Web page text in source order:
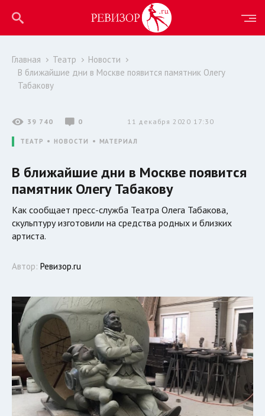
Главная Театр
Новости
В ближайшие дни в Москве появится памятник Олегу
Табакову
39 740 0 11 декабря 2020 17:30
ТЕАТР НОВОСТИ МАТЕРИАЛ
В ближайшие дни в Москве появится
памятник Олегу Табакову
Как сообщает пресс-служба Театра Олега Табакова,
скульптуру изготовили на средства родных и близких
артиста.
Автор: Ревизор.ru